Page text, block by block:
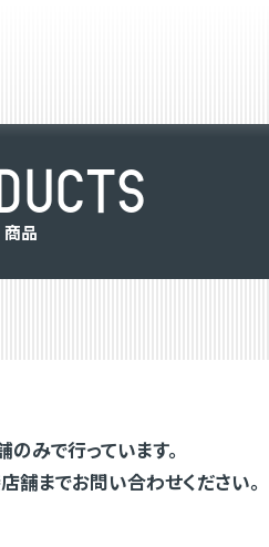
DUCTS
商品
みで行っています。
舗までお問い合わせください。